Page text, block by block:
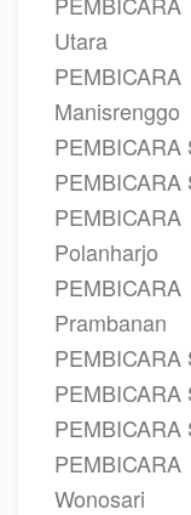
Utara
Manisrenggo
PEMBICARA
PEMBICARA
Polanharjo
Prambanan
PEMBICARA
PEMBICARA
PEMBICARA
Wonosari